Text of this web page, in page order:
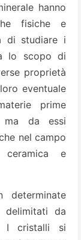
hanno
fisiche e
di studiare i
lo scopo di
proprietà
eventuale
prime
ma da essi
nel campo
e
da
I cristalli si